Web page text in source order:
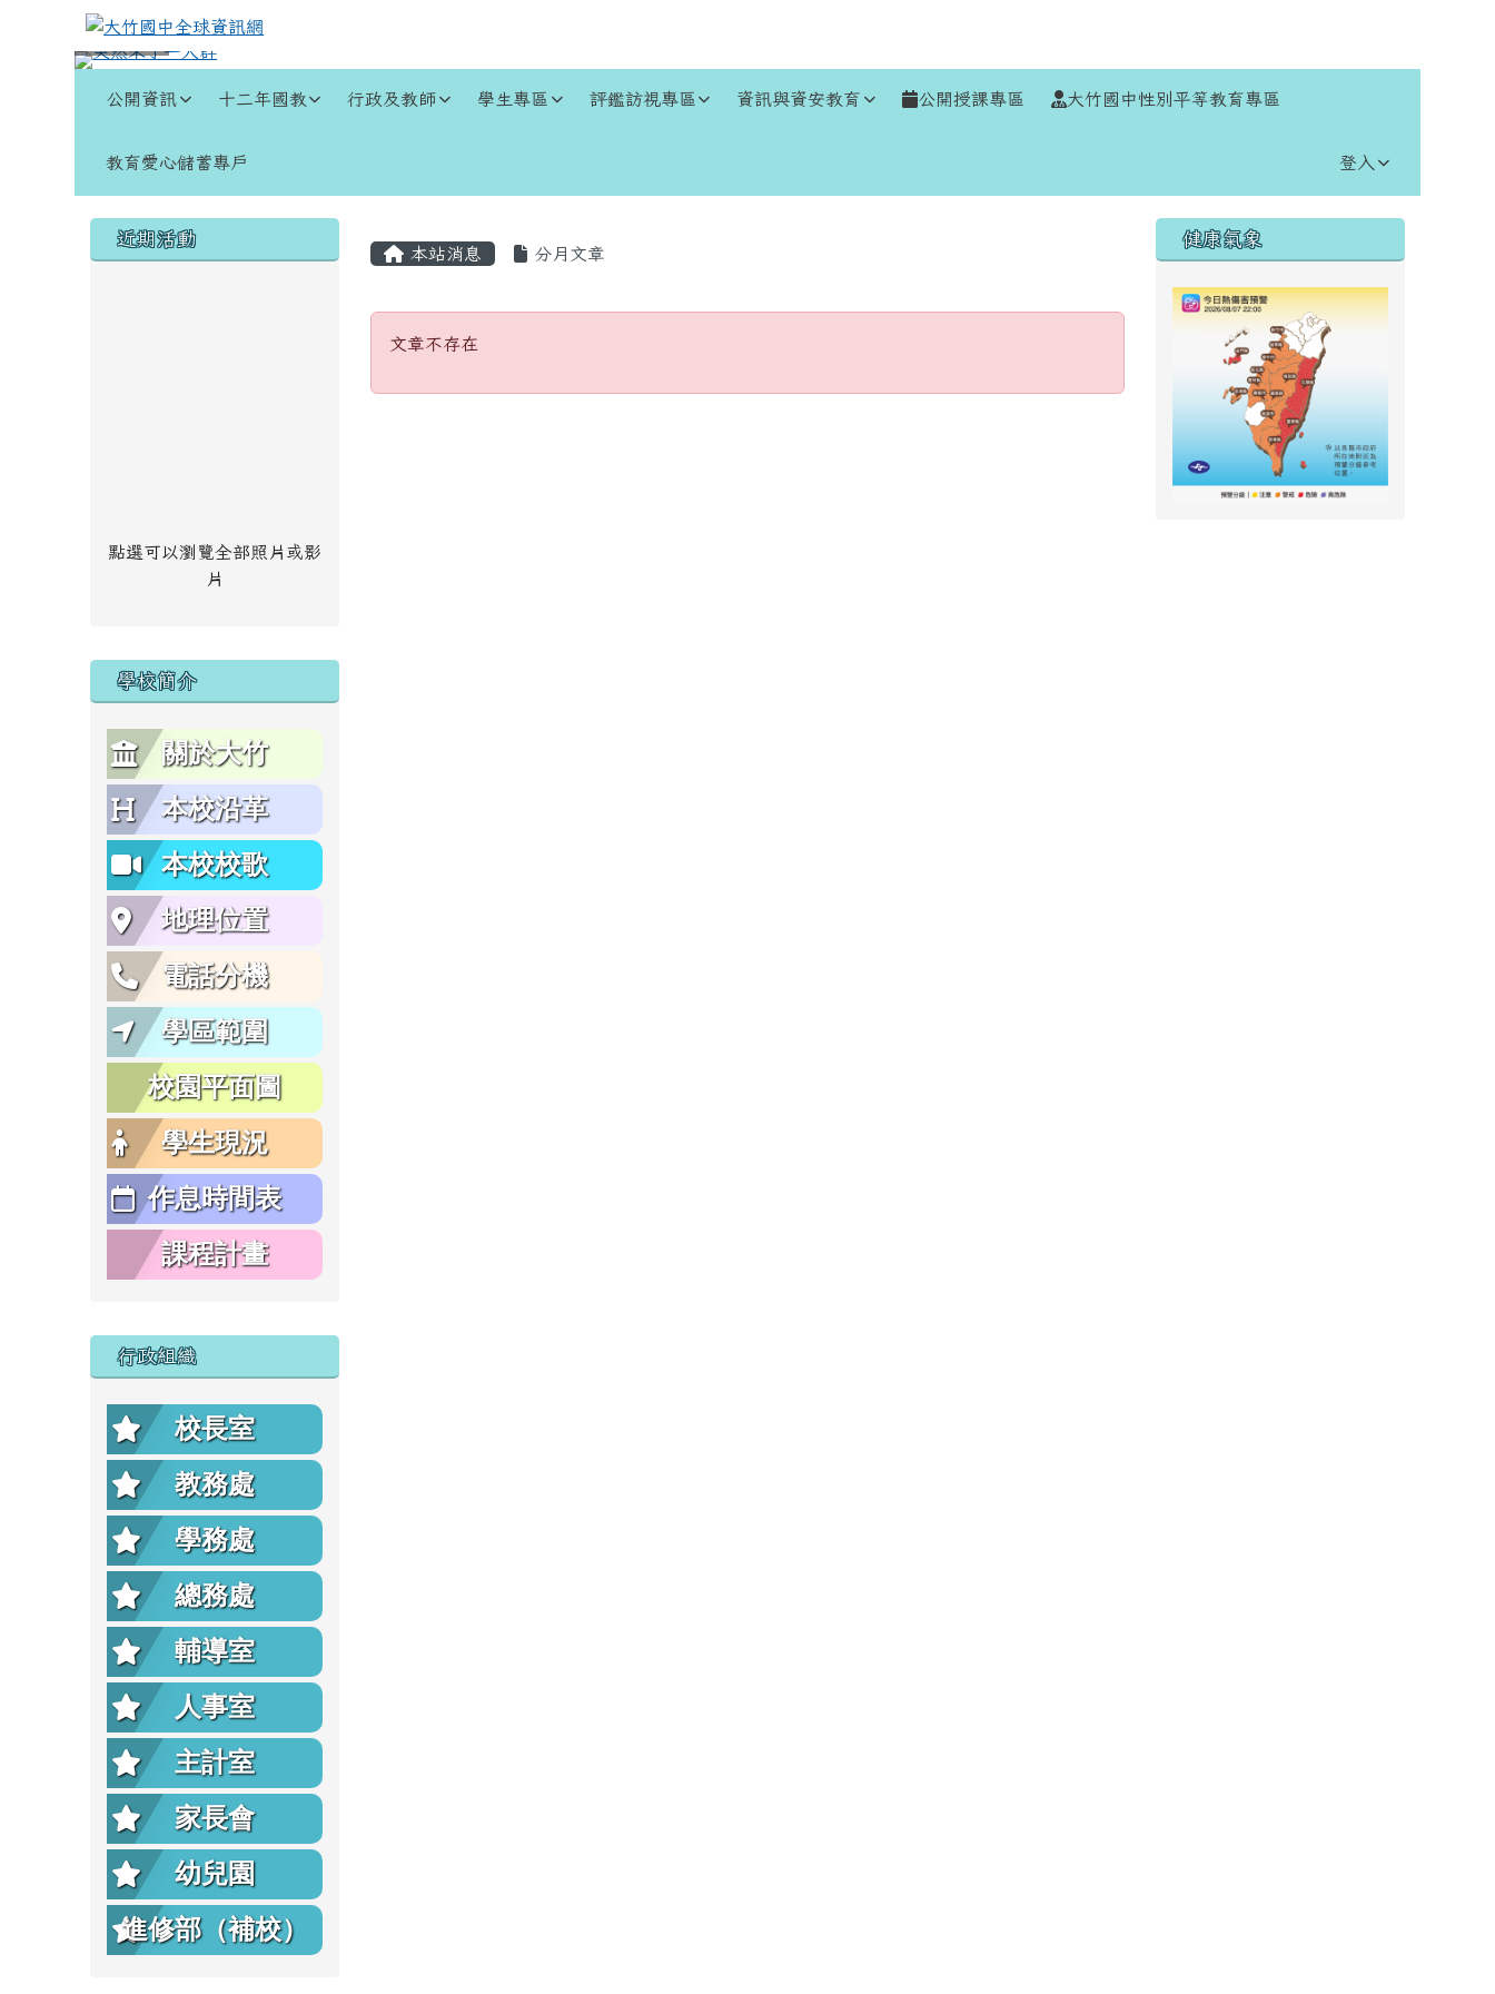
跳至主內容區
大竹國中全球資訊網
公開資訊 十二年國教 行政及教師 學生專區 評鑑訪視專區 資訊與資安教育 公開授課專區 大竹國中性別平等教育專區
教育愛心儲蓄專戶 登入
左邊區域內容
近期活動
點選可以瀏覽全部照片或影
片
學校簡介
關於大竹
本校沿革
本校校歌
地理位置
電話分機
學區範圍
校園平面圖
學生現況
作息時間表
課程計畫
行政組織
校長室
教務處
學務處
總務處
輔導室
人事室
主計室
家長會
幼兒園
進修部（補校）
主內容區域
本站消息 分月文章
文章不存在
文章不存在
右邊區域內容
健康氣象
頁尾區域